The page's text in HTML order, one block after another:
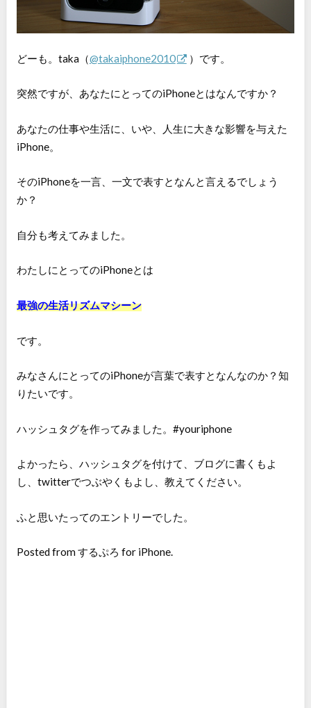
どーも。taka（@takaiphone2010 ）です。
突然ですが、あなたにとってのiPhoneとはなんですか？
あなたの仕事や生活に、いや、人生に大きな影響を与えた
iPhone。
そのiPhoneを一言、一文で表すとなんと言えるでしょう
か？
自分も考えてみました。
わたしにとってのiPhoneとは
最強の生活リズムマシーン
です。
みなさんにとってのiPhoneが言葉で表すとなんなのか？知
りたいです。
ハッシュタグを作ってみました。#youriphone
よかったら、ハッシュタグを付けて、ブログに書くもよ
し、twitterでつぶやくもよし、教えてください。
ふと思いたってのエントリーでした。
Posted from するぷろ for iPhone.